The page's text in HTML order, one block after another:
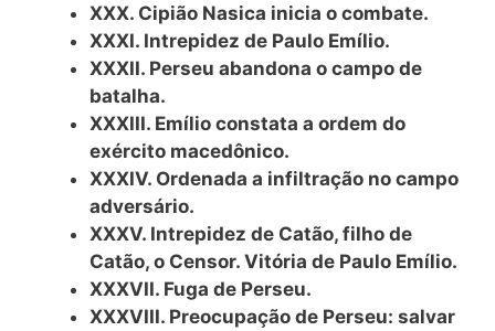
XXX. Cipião Nasica inicia o combate.
XXXI. Intrepidez de Paulo Emílio.
XXXII. Perseu abandona o campo de
batalha.
XXXIII. Emílio constata a ordem do
exército macedônico.
XXXIV. Ordenada a infiltração no campo
adversário.
XXXV. Intrepidez de Catão, filho de
Catão, o Censor. Vitória de Paulo Emílio.
XXXVII. Fuga de Perseu.
XXXVIII. Preocupação de Perseu: salvar